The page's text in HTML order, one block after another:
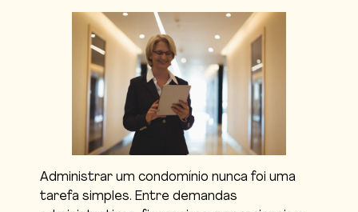
Administrar um condomínio nunca foi uma
tarefa simples. Entre demandas